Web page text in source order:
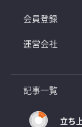
会員登録
運営会社
記事一覧
立ち